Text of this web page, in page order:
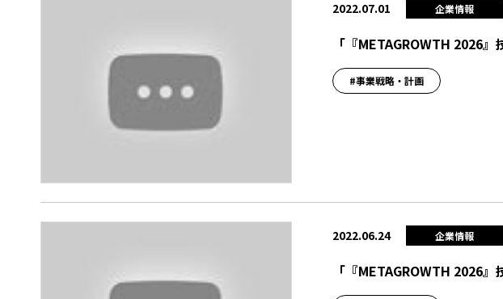
2022.07.01 企業情報
「『METAGROWTH 2026
#事業戦略・計画
2022.06.24 企業情報
「『METAGROWTH 2026